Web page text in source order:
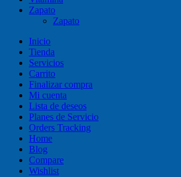
Zapato
Zapato
Inicio
Tienda
Servicios
Carrito
Finalizar compra
Mi cuenta
Lista de deseos
Planes de Servicio
Orders Tracking
Home
Blog
Compare
Wishlist